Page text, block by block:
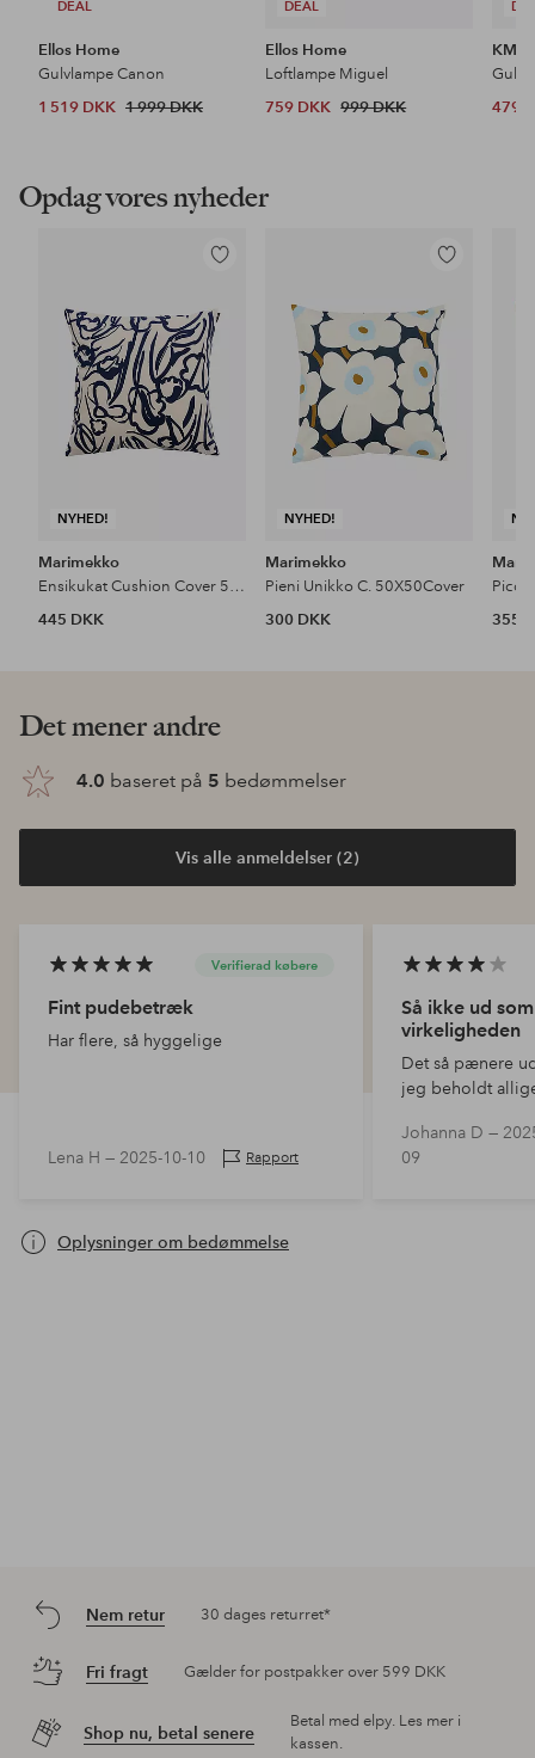
DEAL
Ellos Home
Gulvlampe Canon
1 519 DKK 1 999 DKK
DEAL
Ellos Home
Loftlampe Miguel
759 DKK 999 DKK
KM
479
Opdag vores nyheder
NYHED!
Tilføj
favoritter
Marimekko
Ensikukat Cushion Cover 50×50
445 DKK
NYHED!
Tilføj
favoritter
Marimekko
Pieni Unikko C. 50X50Cover
300 DKK
355
Det mener andre
4.0 baseret på 5 bedømmelser
Vis alle anmeldelser (2)
Verifierad købere
Fint pudebetræk
Har flere, så hyggelige
Lena H — 2025-10-10 Rapport
Så ikke ud
virkeligheden
Det så pænere
jeg beholdt
det.
Johanna D —
09
Oplysninger om bedømmelse
Nem retur 30 dages returret*
Fri fragt Gælder for postpakker over 599 DKK
Shop nu, betal senere
Betal med elpy. Les mer i
kassen.